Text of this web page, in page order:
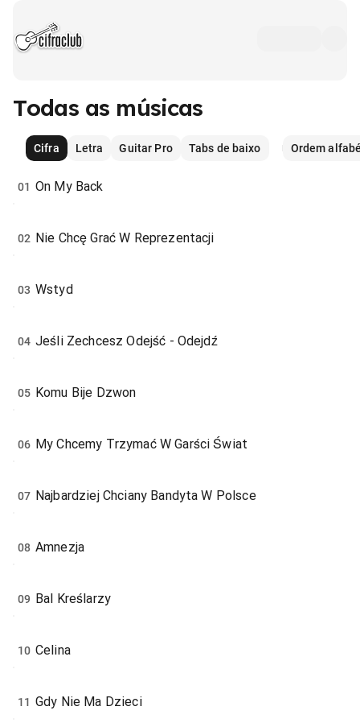
Todas as músicas
Cifra Letra Guitar Pro Tabs de baixo Ordem
01 On My Back
02 Nie Chcę Grać W Reprezentacji
03 Wstyd
04 Jeśli Zechcesz Odejść - Odejdź
05 Komu Bije Dzwon
06 My Chcemy Trzymać W Garści Świat
07 Najbardziej Chciany Bandyta W Polsce
08 Amnezja
09 Bal Kreślarzy
10 Celina
11 Gdy Nie Ma Dzieci